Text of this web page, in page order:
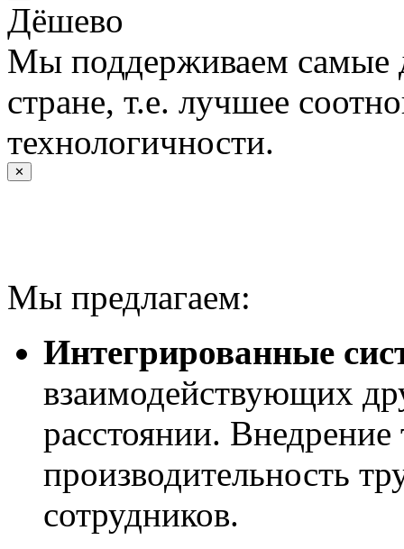
Дёшево
Мы поддерживаем самые
стране, т.е. лучшее
технологичности.
✕
Мы предлагаем:
Интегрированные
взаимодействующих
расстоянии.
производительность
сотрудников.